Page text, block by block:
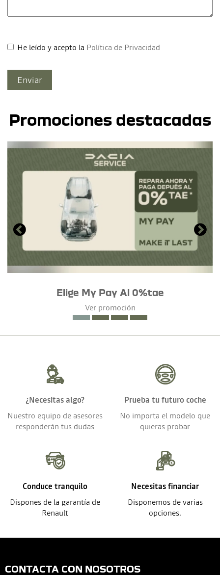
He leído y acepto la Política de Privacidad
Promociones destacadas
Elige My Pay Al 0%tae
Ver promoción
¿Necesitas algo?
Nuestro equipo de asesores
responderán tus dudas
Prueba tu futuro coche
No importa el modelo que
quieras probar
Conduce tranquilo
Dispones de la garantía de
Renault
Necesitas financiar
Disponemos de varias
opciones.
CONTACTA CON NOSOTROS